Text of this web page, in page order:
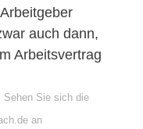
auch dann,
Arbeitsvertrag
Sehen Sie sich die
an